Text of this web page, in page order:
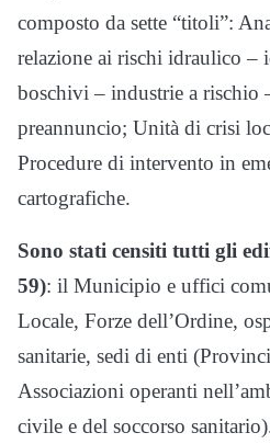
composto da sette “titoli”:
relazione ai rischi idraulico –
boschivi – industrie a rischio
preannuncio; Unità di crisi
Procedure di intervento in
cartografiche.
Sono stati censiti tutti gli
59): il Municipio e uffici
Locale, Forze dell’Ordine,
sanitarie, sedi di enti
Associazioni operanti
civile e del soccorso